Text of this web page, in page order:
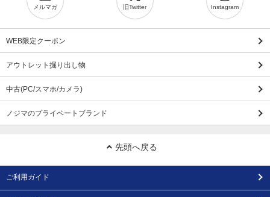
メルマガ 旧Twitter Instagram
WEB限定クーポン
アウトレット掘り出し物
中古(PC/スマホ/カメラ)
ノジマのプライベートブランド
先頭へ戻る
ご利用ガイド